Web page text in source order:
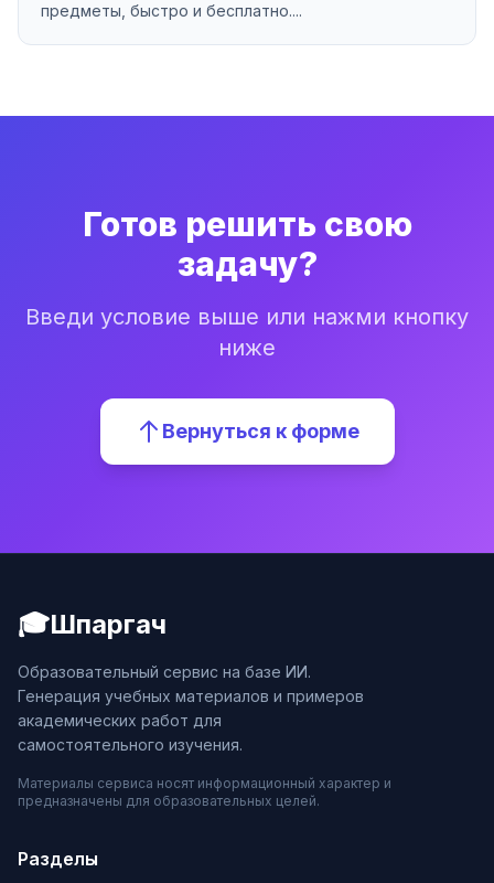
предметы, быстро и бесплатно....
Готов решить свою
задачу?
Введи условие выше или нажми кнопку
ниже
Вернуться к форме
🎓Шпаргач
Образовательный сервис на базе ИИ.
Генерация учебных материалов и примеров
академических работ для
самостоятельного изучения.
Материалы сервиса носят информационный характер и
предназначены для образовательных целей.
Разделы